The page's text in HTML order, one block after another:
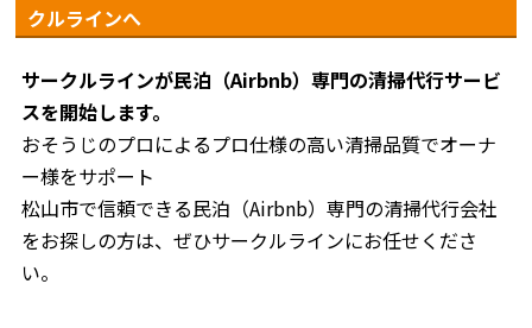
クルラインへ
サークルラインが民泊（Airbnb）専門の清掃代行サービ
スを開始します。
おそうじのプロによるプロ仕様の高い清掃品質でオーナ
ー様をサポート
松山市で信頼できる民泊（Airbnb）専門の清掃代行会社
をお探しの方は、ぜひサークルラインにお任せくださ
い。